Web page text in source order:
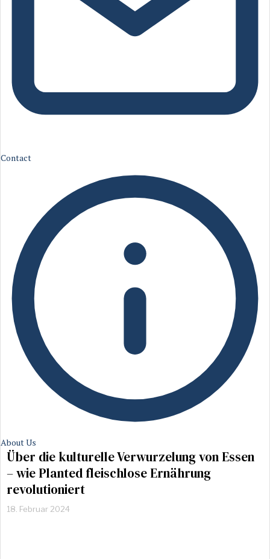
Contact
About Us
Über die kulturelle Verwurzelung von Essen
– wie Planted fleischlose Ernährung
revolutioniert
18. Februar 2024